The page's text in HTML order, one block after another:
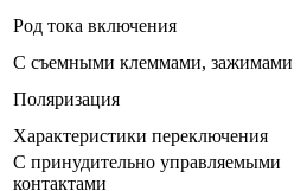
Род тока включения
С съемными клеммами, зажимами
Поляризация
Характеристики переключения
С принудительно управляемыми
контактами